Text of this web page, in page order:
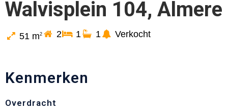
Walvisplein 104, Almere
51 m2 2 1 1 Verkocht
Kenmerken
Overdracht